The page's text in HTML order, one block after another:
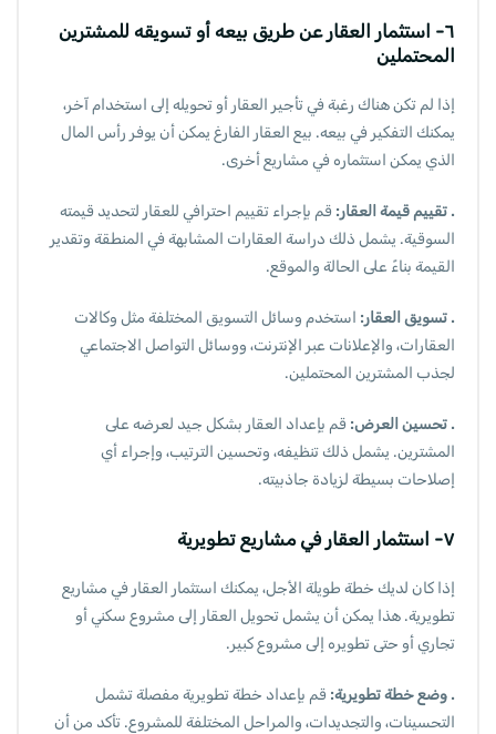
٦- استثمار العقار عن طريق بيعه أو تسويقه للمشترين
المحتملين
إذا لم تكن هناك رغبة في تأجير العقار أو تحويله إلى استخدام آخر،
يمكنك التفكير في بيعه. بيع العقار الفارغ يمكن أن يوفر رأس المال
الذي يمكن استثماره في مشاريع أخرى.
. تقييم قيمة العقار: قم بإجراء تقييم احترافي للعقار لتحديد قيمته
السوقية. يشمل ذلك دراسة العقارات المشابهة في المنطقة وتقدير
القيمة بناءً على الحالة والموقع.
. تسويق العقار: استخدم وسائل التسويق المختلفة مثل وكالات
العقارات، والإعلانات عبر الإنترنت، ووسائل التواصل الاجتماعي
لجذب المشترين المحتملين.
. تحسين العرض: قم بإعداد العقار بشكل جيد لعرضه على
المشترين. يشمل ذلك تنظيفه، وتحسين الترتيب، وإجراء أي
إصلاحات بسيطة لزيادة جاذبيته.
٧- استثمار العقار في مشاريع تطويرية
إذا كان لديك خطة طويلة الأجل، يمكنك استثمار العقار في مشاريع
تطويرية. هذا يمكن أن يشمل تحويل العقار إلى مشروع سكني أو
تجاري أو حتى تطويره إلى مشروع كبير.
. وضع خطة تطويرية: قم بإعداد خطة تطويرية مفصلة تشمل
التحسينات، والتجديدات، والمراحل المختلفة للمشروع. تأكد من أن